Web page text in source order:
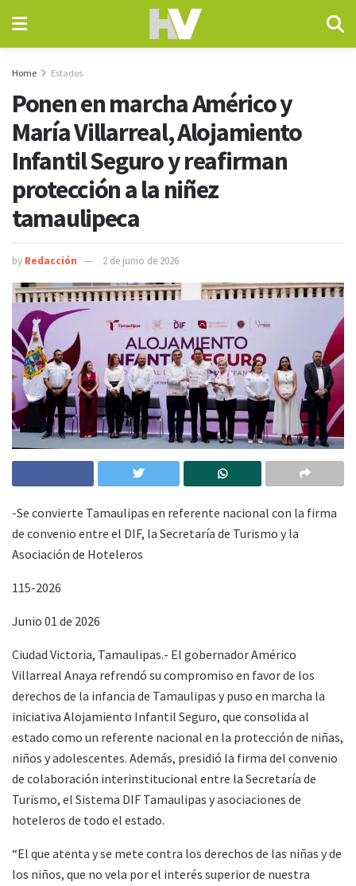
Home Estados
Ponen en marcha Américo y
María Villarreal, Alojamiento
Infantil Seguro y reafirman
protección a la niñez
tamaulipeca
by Redacción 2 de junio de 2026
-Se convierte Tamaulipas en referente nacional con la firma
de convenio entre el DIF, la Secretaría de Turismo y la
Asociación de Hoteleros
115-2026
Junio 01 de 2026
Ciudad Victoria, Tamaulipas.- El gobernador Américo
Villarreal Anaya refrendó su compromiso en favor de los
derechos de la infancia de Tamaulipas y puso en marcha la
iniciativa Alojamiento Infantil Seguro, que consolida al
estado como un referente nacional en la protección de niñas,
niños y adolescentes. Además, presidió la firma del convenio
de colaboración interinstitucional entre la Secretaría de
Turismo, el Sistema DIF Tamaulipas y asociaciones de
hoteleros de todo el estado.
“El que atenta y se mete contra los derechos de las niñas y de
los niños, que no vela por el interés superior de nuestra